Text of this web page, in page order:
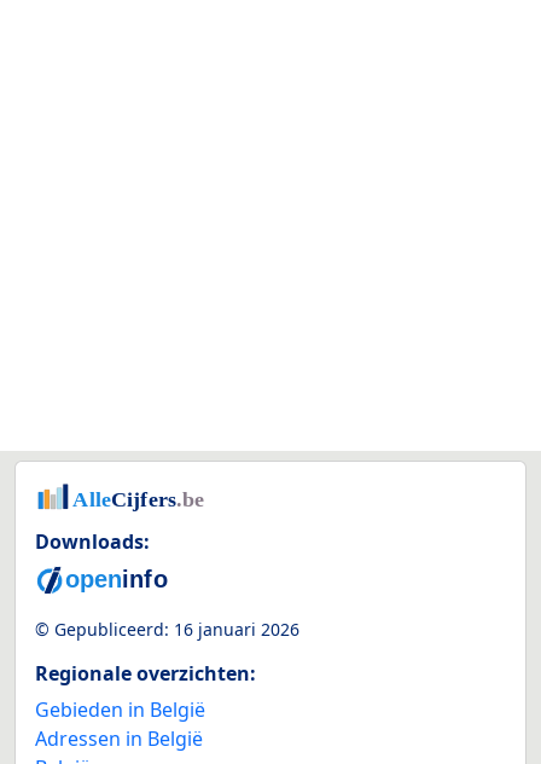
Downloads:
© Gepubliceerd: 16 januari 2026
Regionale overzichten:
Gebieden in België
Adressen in België